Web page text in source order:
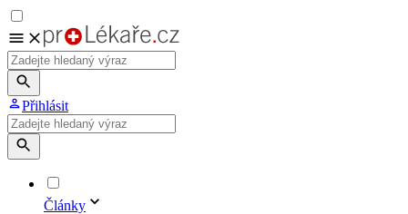
Přihlásit
Články